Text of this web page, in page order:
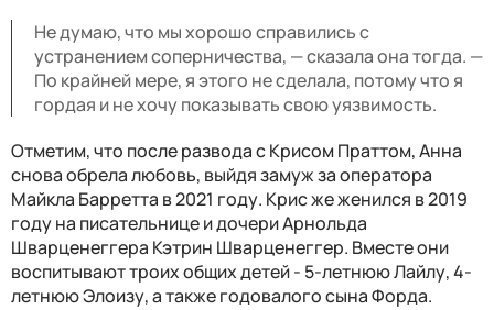
Не думаю, что мы хорошо справились с
устранением соперничества, — сказала она тогда. —
По крайней мере, я этого не сделала, потому что я
гордая и не хочу показывать свою уязвимость.
Отметим, что после развода с Крисом Праттом, Анна
снова обрела любовь, выйдя замуж за оператора
Майкла Барретта в 2021 году. Крис же женился в 2019
году на писательнице и дочери Арнольда
Шварценеггера Кэтрин Шварценеггер. Вместе они
воспитывают троих общих детей - 5-летнюю Лайлу, 4-
летнюю Элоизу, а также годовалого сына Форда.